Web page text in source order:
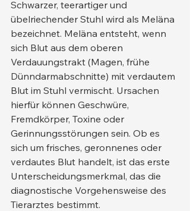
Schwarzer, teerartiger und
übelriechender Stuhl wird als Meläna
bezeichnet. Meläna entsteht, wenn
sich Blut aus dem oberen
Verdauungstrakt (Magen, frühe
Dünndarmabschnitte) mit verdautem
Blut im Stuhl vermischt. Ursachen
hierfür können Geschwüre,
Fremdkörper, Toxine oder
Gerinnungsstörungen sein. Ob es
sich um frisches, geronnenes oder
verdautes Blut handelt, ist das erste
Unterscheidungsmerkmal, das die
diagnostische Vorgehensweise des
Tierarztes bestimmt.